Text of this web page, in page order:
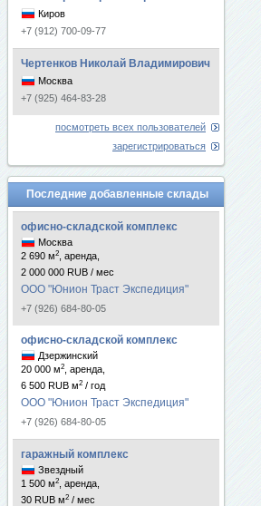
Киров
+7 (912) 700-09-77
Чертенков Николай Владимирович
Москва
+7 (925) 464-83-28
посмотреть всех пользователей
зарегистрироваться
Последние добавленные склады
офисно-складской комплекс
Москва
2 690 м2
, аренда,
2 000 000 RUB / мес
ООО "Юнион Траст Экспедиция"
+7 (926) 684-80-05
офисно-складской комплекс
Дзержинский
20 000 м2
, аренда,
6 500 RUB м2 / год
ООО "Юнион Траст Экспедиция"
+7 (926) 684-80-05
гаражный комплекс
Звездный
1 500 м2
, аренда,
30 RUB м2 / мес